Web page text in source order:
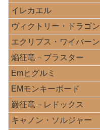
イレカエル
ヴィクトリー・ドラゴン
エクリプス・ワイバーン
焔征竜－ブラスター
Emヒグルミ
EMモンキーボード
巌征竜－レドックス
キャノン・ソルジャー